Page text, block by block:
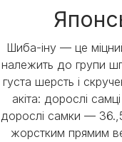
Шиба-іну — це
належить до групи
густа шерсть і
акіта: дорослі
дорослі самки —
жорстким прямим